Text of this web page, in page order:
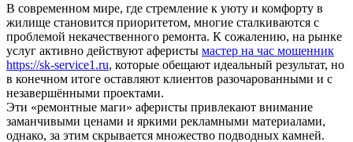
В современном мире, где стремление к уюту и комфорту в
жилище становится приоритетом, многие сталкиваются с
проблемой некачественного ремонта. К сожалению, на рынке
услуг активно действуют аферисты мастер на час мошенник
https://sk-service1.ru, которые обещают идеальный результат, но
в конечном итоге оставляют клиентов разочарованными и с
незавершёнными проектами.
Эти «ремонтные маги» аферисты привлекают внимание
заманчивыми ценами и яркими рекламными материалами,
однако, за этим скрывается множество подводных камней.